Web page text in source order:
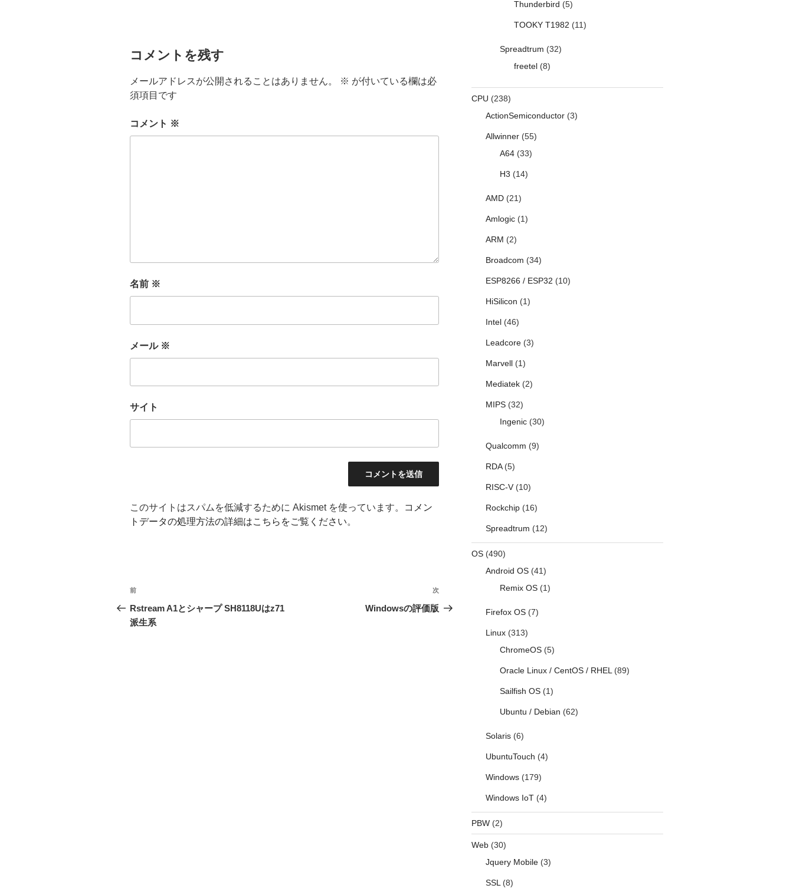
コメントを残す
メールアドレスが公開されることはありません。 ※ が付いている欄は必
須項目です
コメント ※
名前 ※
メール ※
サイト
このサイトはスパムを低減するために Akismet を使っています。
コメン
トデータの処理方法の詳細はこちらをご覧ください。
投
稿
ナ
前
の
投
前
Rstream A1とシャープ SH8118Uはz71
派生系
次
の
次
Windowsの評価版
Thunderbird (5)
TOOKY T1982 (11)
Spreadtrum (32)
freetel(8)
CPU (238)
ActionSemiconductor(3)
Allwinner(55)
A64(33)
H3 (14)
AMD(21)
Amlogic(1)
ARM (2)
Broadcom (34)
ESP8266 / ESP32 (10)
HiSilicon (1)
Intel(46)
Leadcore(3)
Marvell(1)
Mediatek(2)
MIPS(32)
Ingenic(30)
Qualcomm (9)
RDA(5)
RISC-V(10)
Rockchip(16)
Spreadtrum (12)
OS(490)
Android OS(41)
Remix OS(1)
Firefox OS(7)
Linux(313)
ChromeOS(5)
Oracle Linux / CentOS / RHEL(89)
Sailfish OS(1)
Ubuntu / Debian (62)
Solaris(6)
UbuntuTouch (4)
Windows(179)
Windows IoT(4)
PBW(2)
Web(30)
Jquery Mobile(3)
SSL(8)